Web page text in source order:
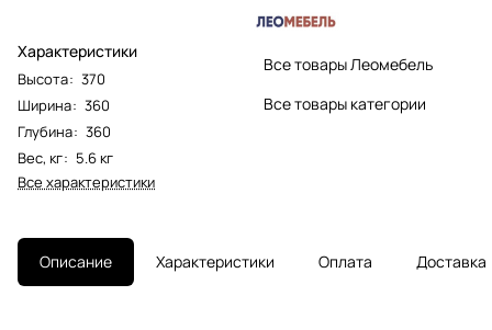
Характеристики
Высота: 370
Ширина: 360
Глубина: 360
Вес, кг: 5.6 кг
Все характеристики
Все товары Леомебель
Все товары категории
Описание Характеристики Оплата Доставка